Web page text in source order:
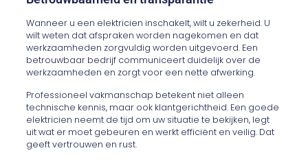
Wanneer u een elektricien inschakelt, wilt u zekerheid. U
wilt weten dat afspraken worden nagekomen en dat
werkzaamheden zorgvuldig worden uitgevoerd. Een
betrouwbaar bedrijf communiceert duidelijk over de
werkzaamheden en zorgt voor een nette afwerking.
Professioneel vakmanschap betekent niet alleen
technische kennis, maar ook klantgerichtheid. Een goede
elektricien neemt de tijd om uw situatie te bekijken, legt
uit wat er moet gebeuren en werkt efficiënt en veilig. Dat
geeft vertrouwen en rust.